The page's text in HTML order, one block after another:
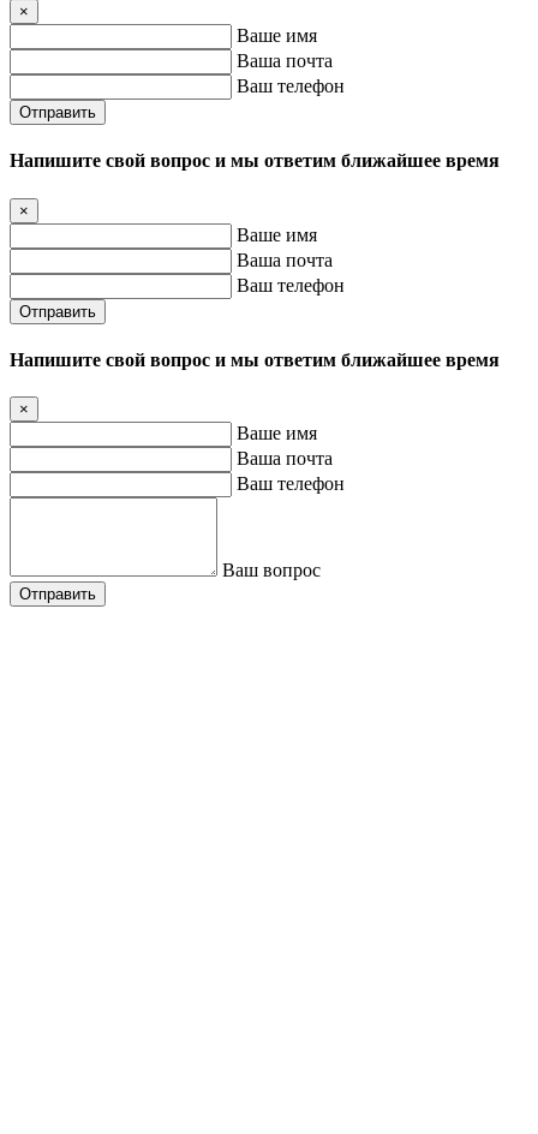
×
Ваше имя
Ваша почта
Ваш телефон
Отправить
Напишите свой вопрос и мы ответим ближайшее время
×
Ваше имя
Ваша почта
Ваш телефон
Отправить
Напишите свой вопрос и мы ответим ближайшее время
×
Ваше имя
Ваша почта
Ваш телефон
Ваш вопрос
Отправить